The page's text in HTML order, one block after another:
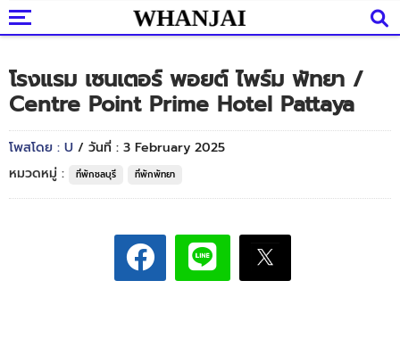
โรงแรม เซนเตอร์ พอยต์ ไพร์ม พัทยา /
Centre Point Prime Hotel Pattaya
โพสโดย : U / วันที่ : 3 February 2025
หมวดหมู่ :
ที่พักชลบุรี ที่พักพัทยา